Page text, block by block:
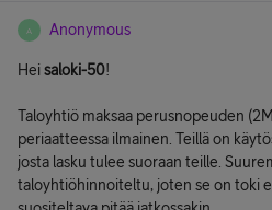
A Anonymous
Heisaloki-50!
Taloyhtiö maksaa perusnopeuden
periaatteessa ilmainen. Teillä on
josta lasku tulee suoraan teille.
taloyhtiöhinnoiteltu, joten se on toki